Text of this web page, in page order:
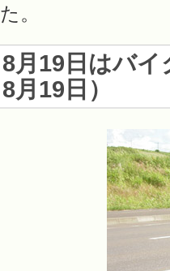
た。
8月19日はバ
8月19日 ）